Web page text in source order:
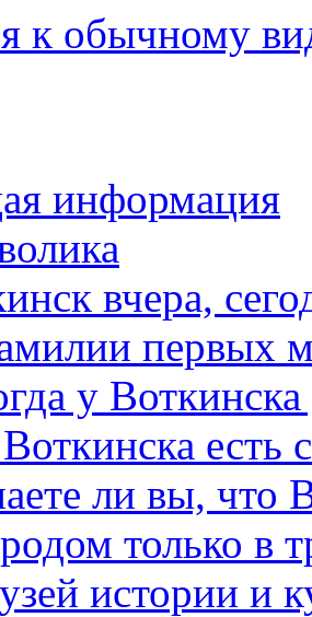
к обычному
информация
вчера,
первых
у
есть
ли вы, что
только в
истории и